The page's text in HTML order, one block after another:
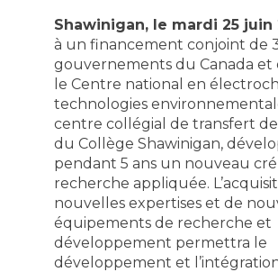
Shawinigan, le mardi 25 juin
à un financement conjoint de
gouvernements du Canada et
le Centre national en
technologies
centre collégial de transfert
du Collège Shawinigan,
pendant 5 ans un nouveau
recherche appliquée.
nouvelles expertises et de
équipements de recherche et
développement permettra le
développement et